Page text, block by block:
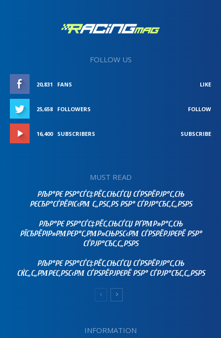
FOLLOW US
20,831 FANS LIKE
25,658 FOLLOWERS FOLLOW
16,400 SUBSCRIBERS SUBSCRIBE
MUST READ
РЉР°РЄ РЅР°СЃС‡РЁС‚СЊСЃСЏ СЃРЅРЁРЈР°С‚СЊ
РЄСЂР°СЃРЁРІС‹РΜ С„РЅС‚РЅ РЅР° СЃРЈР°СЂС‚С„РЅРЅ
РЉР°РЄ РЅР°СЃС‡РЁС‚СЊСЃСЏ РҐРΜР»Р°С‚СЊ
РЇСЂРЁРІР»РΜРЄР°С‚РΜР»СЊРЅС‹РΜ СЃРЅРЁРЈРЄРЁ РЅР°
СЃРЈР°СЂС‚С„РЅРЅ
РЉР°РЄ РЅР°СЃС‡РЁС‚СЊСЃСЏ СЃРЅРЁРЈР°С‚СЊ
СЌС„С„РΜРЄС‚РЅС‹РΜ СЃРЅРЁРЈРЄРЁ РЅР° СЃРЈР°СЂС‚С„РЅРЅ
INFORMATION